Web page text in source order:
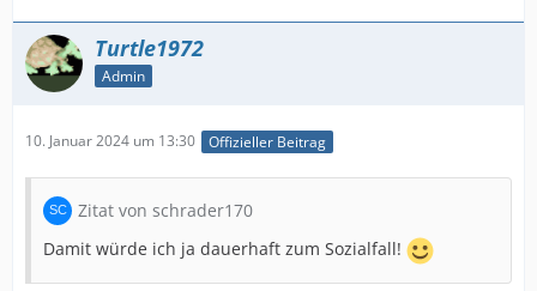
Turtle1972
Admin
10. Januar 2024 um 13:30 Offizieller Beitrag
Zitat von schrader170
Damit würde ich ja dauerhaft zum Sozialfall!